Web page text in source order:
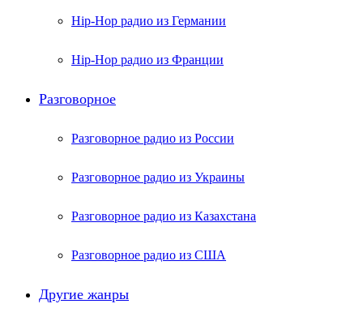
Hip-Hop радио из Германии
Hip-Hop радио из Франции
Разговорное
Разговорное радио из России
Разговорное радио из Украины
Разговорное радио из Казахстана
Разговорное радио из США
Другие жанры